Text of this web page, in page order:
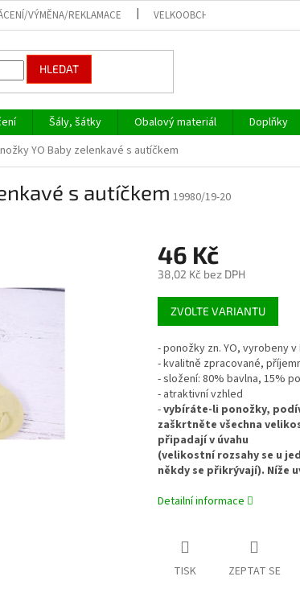
VÝMĚNA/REKLAMACE VELKOOBCHOD
HLEDAT
Šály, šátky Obalový materiál Doplňky
YO Baby zelenkavé s autíčkem
s autíčkem 19980/19-20
46 Kč
38,02 Kč bez DPH
Měrná
cena:
ZVOLTE VARIANTU
- ponožky zn. YO, vyrobeny v
- kvalitně zpracované,
- složení: 80% bavlna, 15%
- atraktivní vzhled
-vybíráte-li ponožky,
zaškrtněte všechna
připadají v úvahu
(velikostní rozsahy se u
někdy se přikrývají). Níže
Detailní informace
TISK ZEPTAT SE